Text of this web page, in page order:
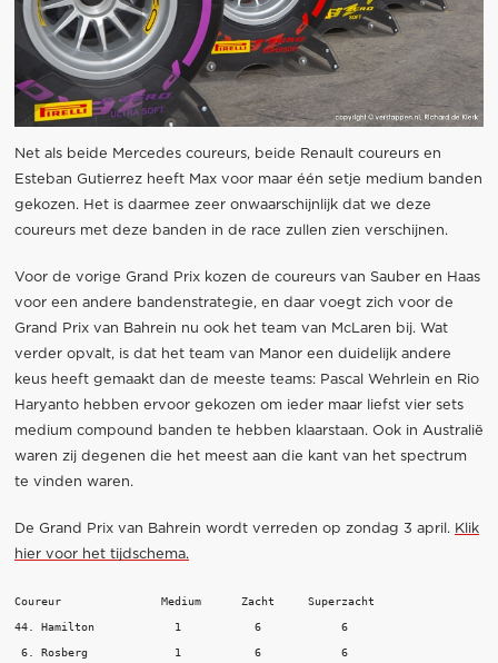
Net als beide Mercedes coureurs, beide Renault coureurs en
Esteban Gutierrez heeft Max voor maar één setje medium banden
gekozen. Het is daarmee zeer onwaarschijnlijk dat we deze
coureurs met deze banden in de race zullen zien verschijnen.
Voor de vorige Grand Prix kozen de coureurs van Sauber en Haas
voor een andere bandenstrategie, en daar voegt zich voor de
Grand Prix van Bahrein nu ook het team van McLaren bij. Wat
verder opvalt, is dat het team van Manor een duidelijk andere
keus heeft gemaakt dan de meeste teams: Pascal Wehrlein en Rio
Haryanto hebben ervoor gekozen om ieder maar liefst vier sets
medium compound banden te hebben klaarstaan. Ook in Australië
waren zij degenen die het meest aan die kant van het spectrum
te vinden waren.
De Grand Prix van Bahrein wordt verreden op zondag 3 april. Klik
hier voor het tijdschema.
Coureur 	      Medium 	  Zacht     Superzacht
44. Hamilton 		1 	    6 	         6
6. Rosberg 	        1 	    6 	         6